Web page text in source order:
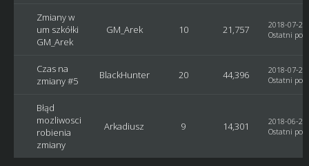
Zmiany w
um szkółki
GM_Arek
GM_Arek 10 21,757
2018-07-
Ostatni post
Czas na
zmiany #5
BlackHunter 20 44,396
2018-07-
Ostatni post
Błąd
mozliwosci
robienia
zmiany
Arkadiusz 9 14,301
2018-06-
Ostatni post